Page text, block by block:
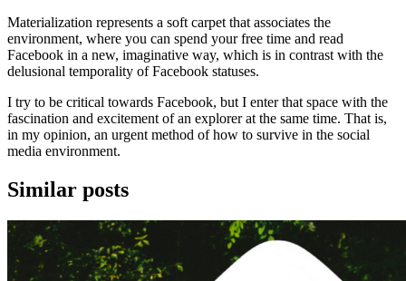
Materialization represents a soft carpet that associates the
environment, where you can spend your free time and read
Facebook in a new, imaginative way, which is in contrast with the
delusional temporality of Facebook statuses.
I try to be critical towards Facebook, but I enter that space with the
fascination and excitement of an explorer at the same time. That is,
in my opinion, an urgent method of how to survive in the social
media environment.
Similar posts